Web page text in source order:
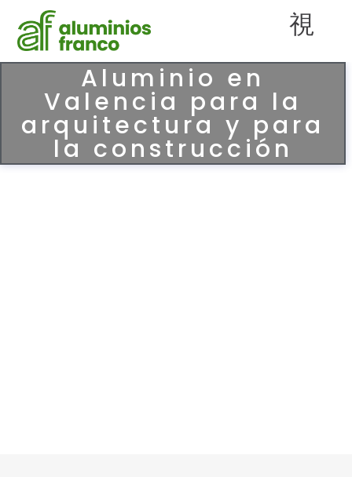
Aluminio en
Valencia para la
arquitectura y para
la construcción